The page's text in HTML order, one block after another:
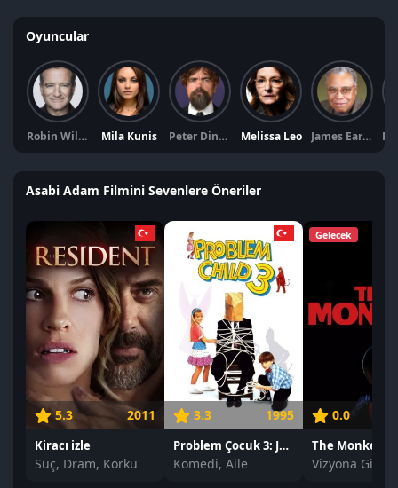
Oyuncular
Robin Williams Mila Kunis Peter Dinklage Melissa Leo James Earl Jones
Asabi Adam Filmini Sevenlere Öneriler
5.3 2011
Kiracı izle
Suç, Dram, Korku
3.3 1995
Problem Çocuk 3: Junior Aşık Oldu izle
Komedi, Aile
Gelecek
0.0
The Monkey
Vizyona